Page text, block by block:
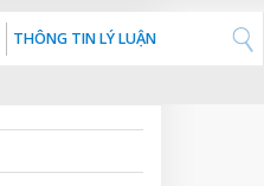
THÔNG TIN LÝ LUẬN